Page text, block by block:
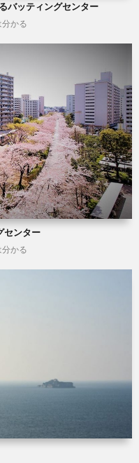
バッティングセンター
分かる
センター
分かる